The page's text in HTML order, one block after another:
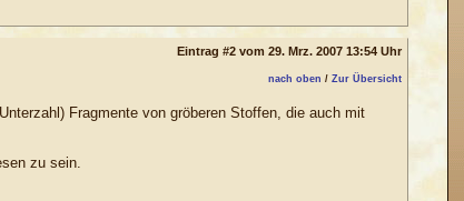
Eintrag #2 vom 29. Mrz. 2007 13:54 Uhr
nach oben / Zur Übersicht
Fragmente von gröberen Stoffen, die auch mit
zu sein.